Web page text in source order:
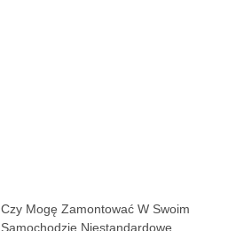
Czy Mogę Zamontować W Swoim
Samochodzie Niestandardowe